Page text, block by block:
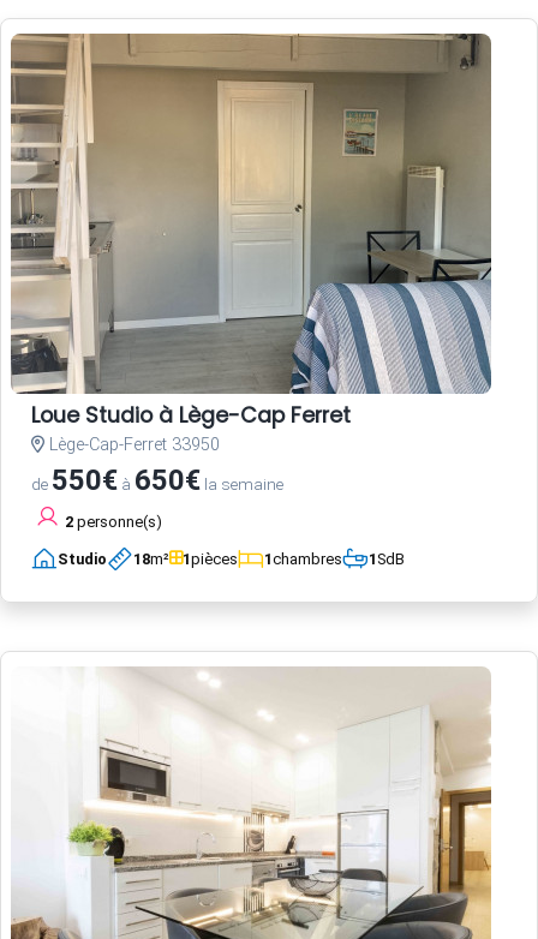
Loue Studio à Lège-Cap Ferret
Lège-Cap-Ferret 33950
de 550€ à 650€ la semaine
2 personne(s)
Studio 18m² 1pièces 1chambres 1SdB